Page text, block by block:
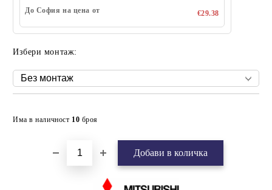
До София на цена от
€29.38
Избери монтаж:
Има в наличност 10 броя